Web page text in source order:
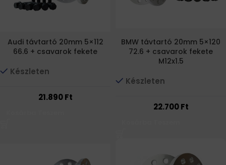
Audi távtartó 20mm 5×112
66.6 + csavarok fekete
Készleten
21.890Ft
BMW távtartó 20mm 5×120
72.6 + csavarok fekete
M12x1.5
Készleten
22.700Ft